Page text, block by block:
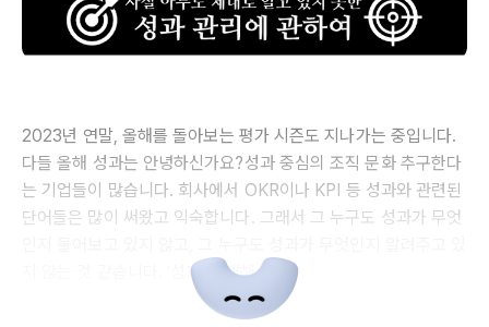
2023년 연말, 올해를 돌아보는 평가 시즌도 지나가는 중입니다.
다들 올해 성과는 안녕하신가요?성과 중심의 조직 문화 추구한다
는 기업들이 많습니다. 회사에서 OKR이나 KPI 등 성과와 관련된
단어들은 많이 써왔고 익숙합니다. 그래서 그 누구도 성과가 무엇
지 않는 것 같습니다. '성과'에 대해